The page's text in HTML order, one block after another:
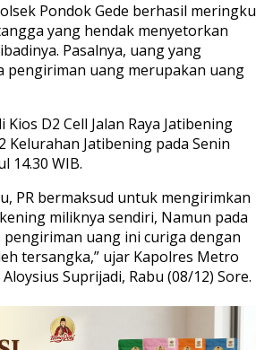
Pondok Gede berhasil
yang hendak menyetorkan
Pasalnya, uang yang
pengiriman uang merupakan uang
D2 Cell Jalan Raya Jatibening
Kelurahan Jatibening pada Senin
14.30 WIB.
PR bermaksud untuk mengirimkan
miliknya sendiri, Namun pada
pengiriman uang ini curiga dengan
tersangka,” ujar Kapolres Metro
Suprijadi, Rabu (08/12) Sore.